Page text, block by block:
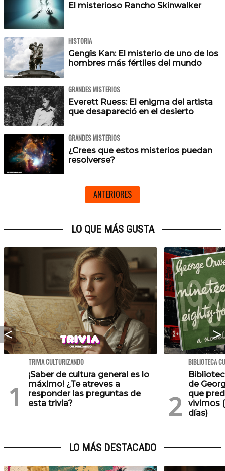
El misterioso Rancho Skinwalker
HISTORIA
Gengis Kan: El misterio de uno de los
hombres más fértiles del mundo
GRANDES MISTERIOS
Everett Ruess: El enigma del artista
que desapareció en el desierto
GRANDES MISTERIOS
¿Crees que estos misterios puedan
resolverse?
ANTERIORES
LO QUE MÁS GUSTA
TRIVIA CULTURIZANDO
¡Saber de cultura general es lo
máximo! ¿Te atreves a
responder las preguntas de
esta trivia?
BIBLIOTECA
de
que
vivimos
días)
LO MÁS DESTACADO